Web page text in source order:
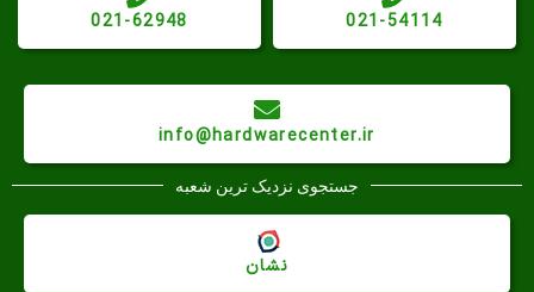
021-54114
021-62948
info@hardwarecenter.ir
جستجوی نزدیک ترین شعبه
نشان